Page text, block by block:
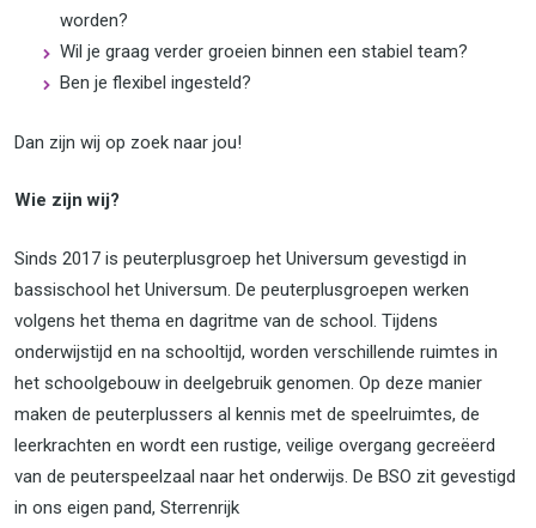
worden?
Wil je graag verder groeien binnen een stabiel team?
Ben je flexibel ingesteld?
Dan zijn wij op zoek naar jou!
Wie zijn wij?
Sinds 2017 is peuterplusgroep het Universum gevestigd in
bassischool het Universum. De peuterplusgroepen werken
volgens het thema en dagritme van de school. Tijdens
onderwijstijd en na schooltijd, worden verschillende ruimtes in
het schoolgebouw in deelgebruik genomen. Op deze manier
maken de peuterplussers al kennis met de speelruimtes, de
leerkrachten en wordt een rustige, veilige overgang gecreëerd
van de peuterspeelzaal naar het onderwijs. De BSO zit gevestigd
in ons eigen pand, Sterrenrijk